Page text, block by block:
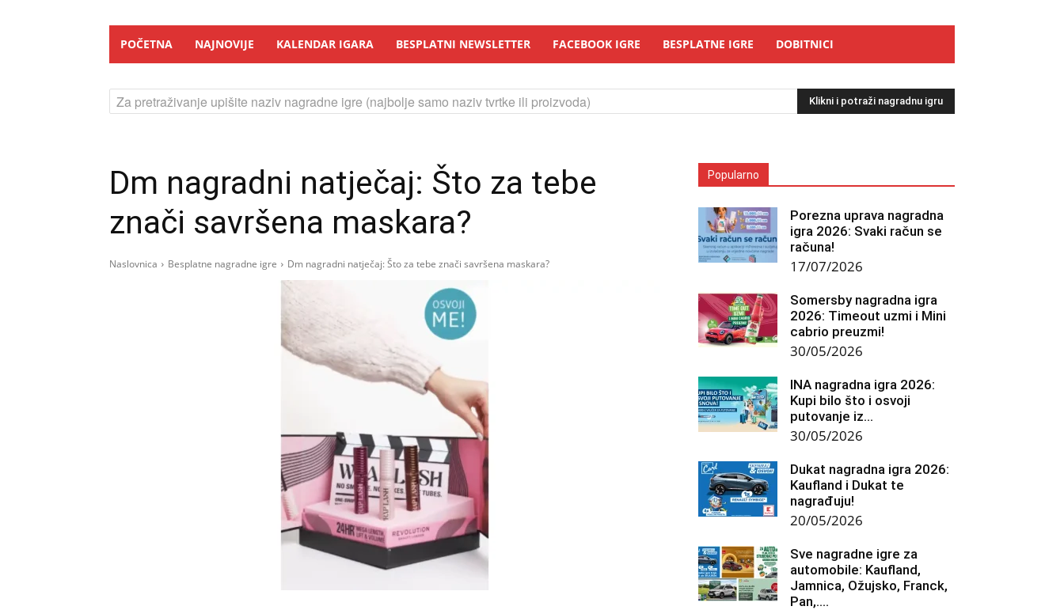
POČETNA NAJNOVIJE KALENDAR IGARA BESPLATNI NEWSLETTER FACEBOOK IGRE BESPLATNE IGRE DOBITNICI
Za pretraživanje upišite naziv nagradne igre (najbolje samo naziv tvrtke ili proizvoda) Klikni i potraži nagradnu igru
Dm nagradni natječaj: Što za tebe
znači savršena maskara?
Naslovnica Besplatne nagradne igre Dm nagradni natječaj: Što za tebe znači savršena maskara?
Popularno
Porezna uprava nagradna
igra 2026: Svaki račun se
računa!
17/07/2026
Somersby nagradna igra
2026: Timeout uzmi i Mini
cabrio preuzmi!
30/05/2026
INA nagradna igra 2026:
Kupi bilo što i osvoji
putovanje iz...
30/05/2026
Dukat nagradna igra 2026:
Kaufland i Dukat te
nagrađuju!
20/05/2026
Sve nagradne igre za
automobile: Kaufland,
Jamnica, Ožujsko, Franck,
Pan,….